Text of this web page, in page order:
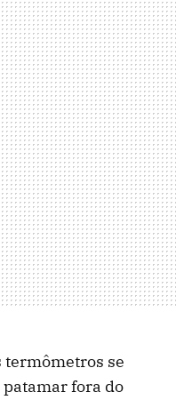
termômetros se
patamar fora do